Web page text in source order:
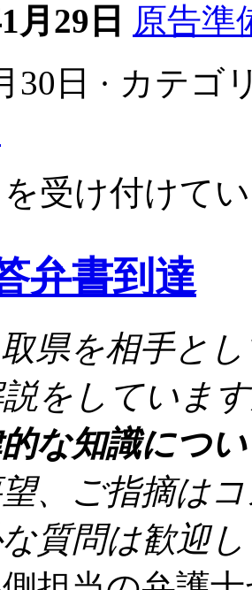
月29日 原告準
30日 · カテゴ
受け付けて
弁書到達
県を相手と
をしていま
な知識につ
、ご指摘は
質問は歓迎